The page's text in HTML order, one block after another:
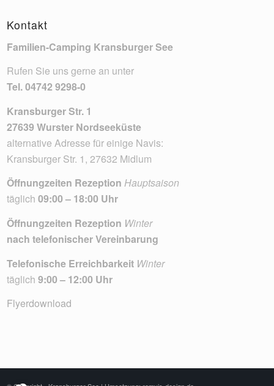
Kontakt
Familien-Camping Kransburger See
Rufen Sie uns gerne an unter
Tel.04742 9298-0
Kransburger Str. 1
27639 Wurster Nordseeküste
alternative Adresse für einige Navis:
Kransburger Str. 1, 27632 Midlum
Öffnungzeiten RezeptionHauptsaison
täglich 09:00 – 18:00 Uhr
Öffnungzeiten Rezeption Winter
nach telefonischer Vereinbarung
Telefonische Erreichbarkeit Winter
täglich 9:00 – 12:00 Uhr
Flyerdownload